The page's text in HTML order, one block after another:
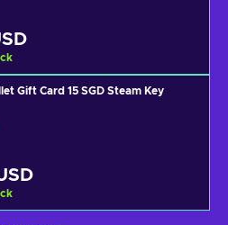
Gift Card 15 SGD Steam Key